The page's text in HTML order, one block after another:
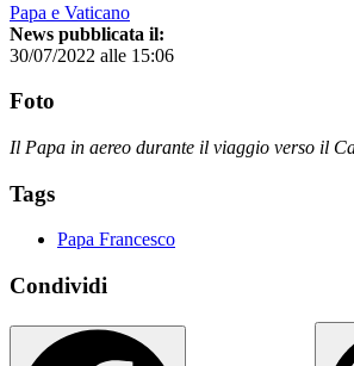
Papa e Vaticano
News pubblicata il:
30/07/2022 alle 15:06
Foto
Il Papa in aereo durante il viaggio verso il
Tags
Papa Francesco
Condividi